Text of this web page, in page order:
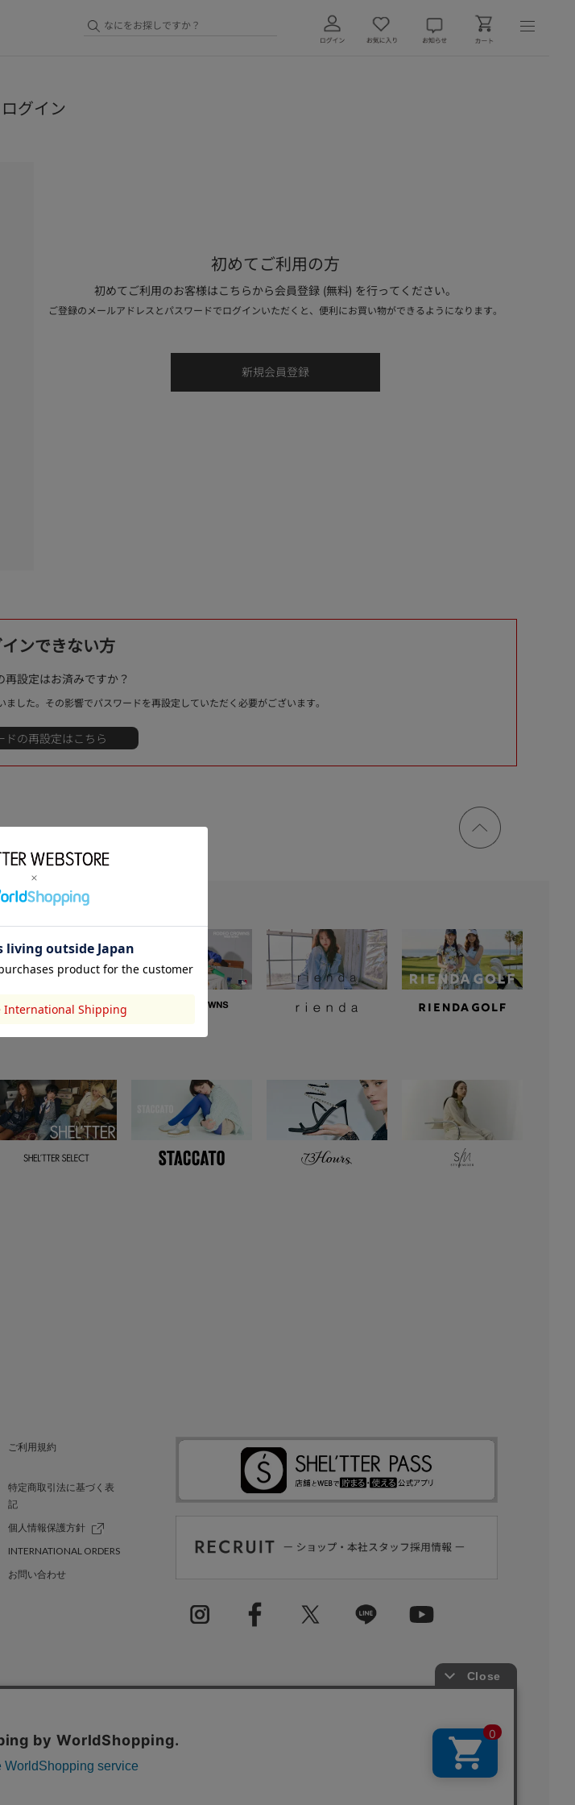
ログイン
初めてご利用の方
初めてご利用のお客様はこちらから会員登録 (無料) を行ってください。
ご登録のメールアドレスとパスワードでログインいただくと、便利にお買い物ができるようになります。
ンできない方
再設定はお済みですか？
した。その影響でパスワードを再設定していただく必要がございます。
ページ
トップ
ご利用規約
特定商取引法に基づく表
記
個人情報保護方針
INTERNATIONAL ORDERS
お問い合わせ
採用情報